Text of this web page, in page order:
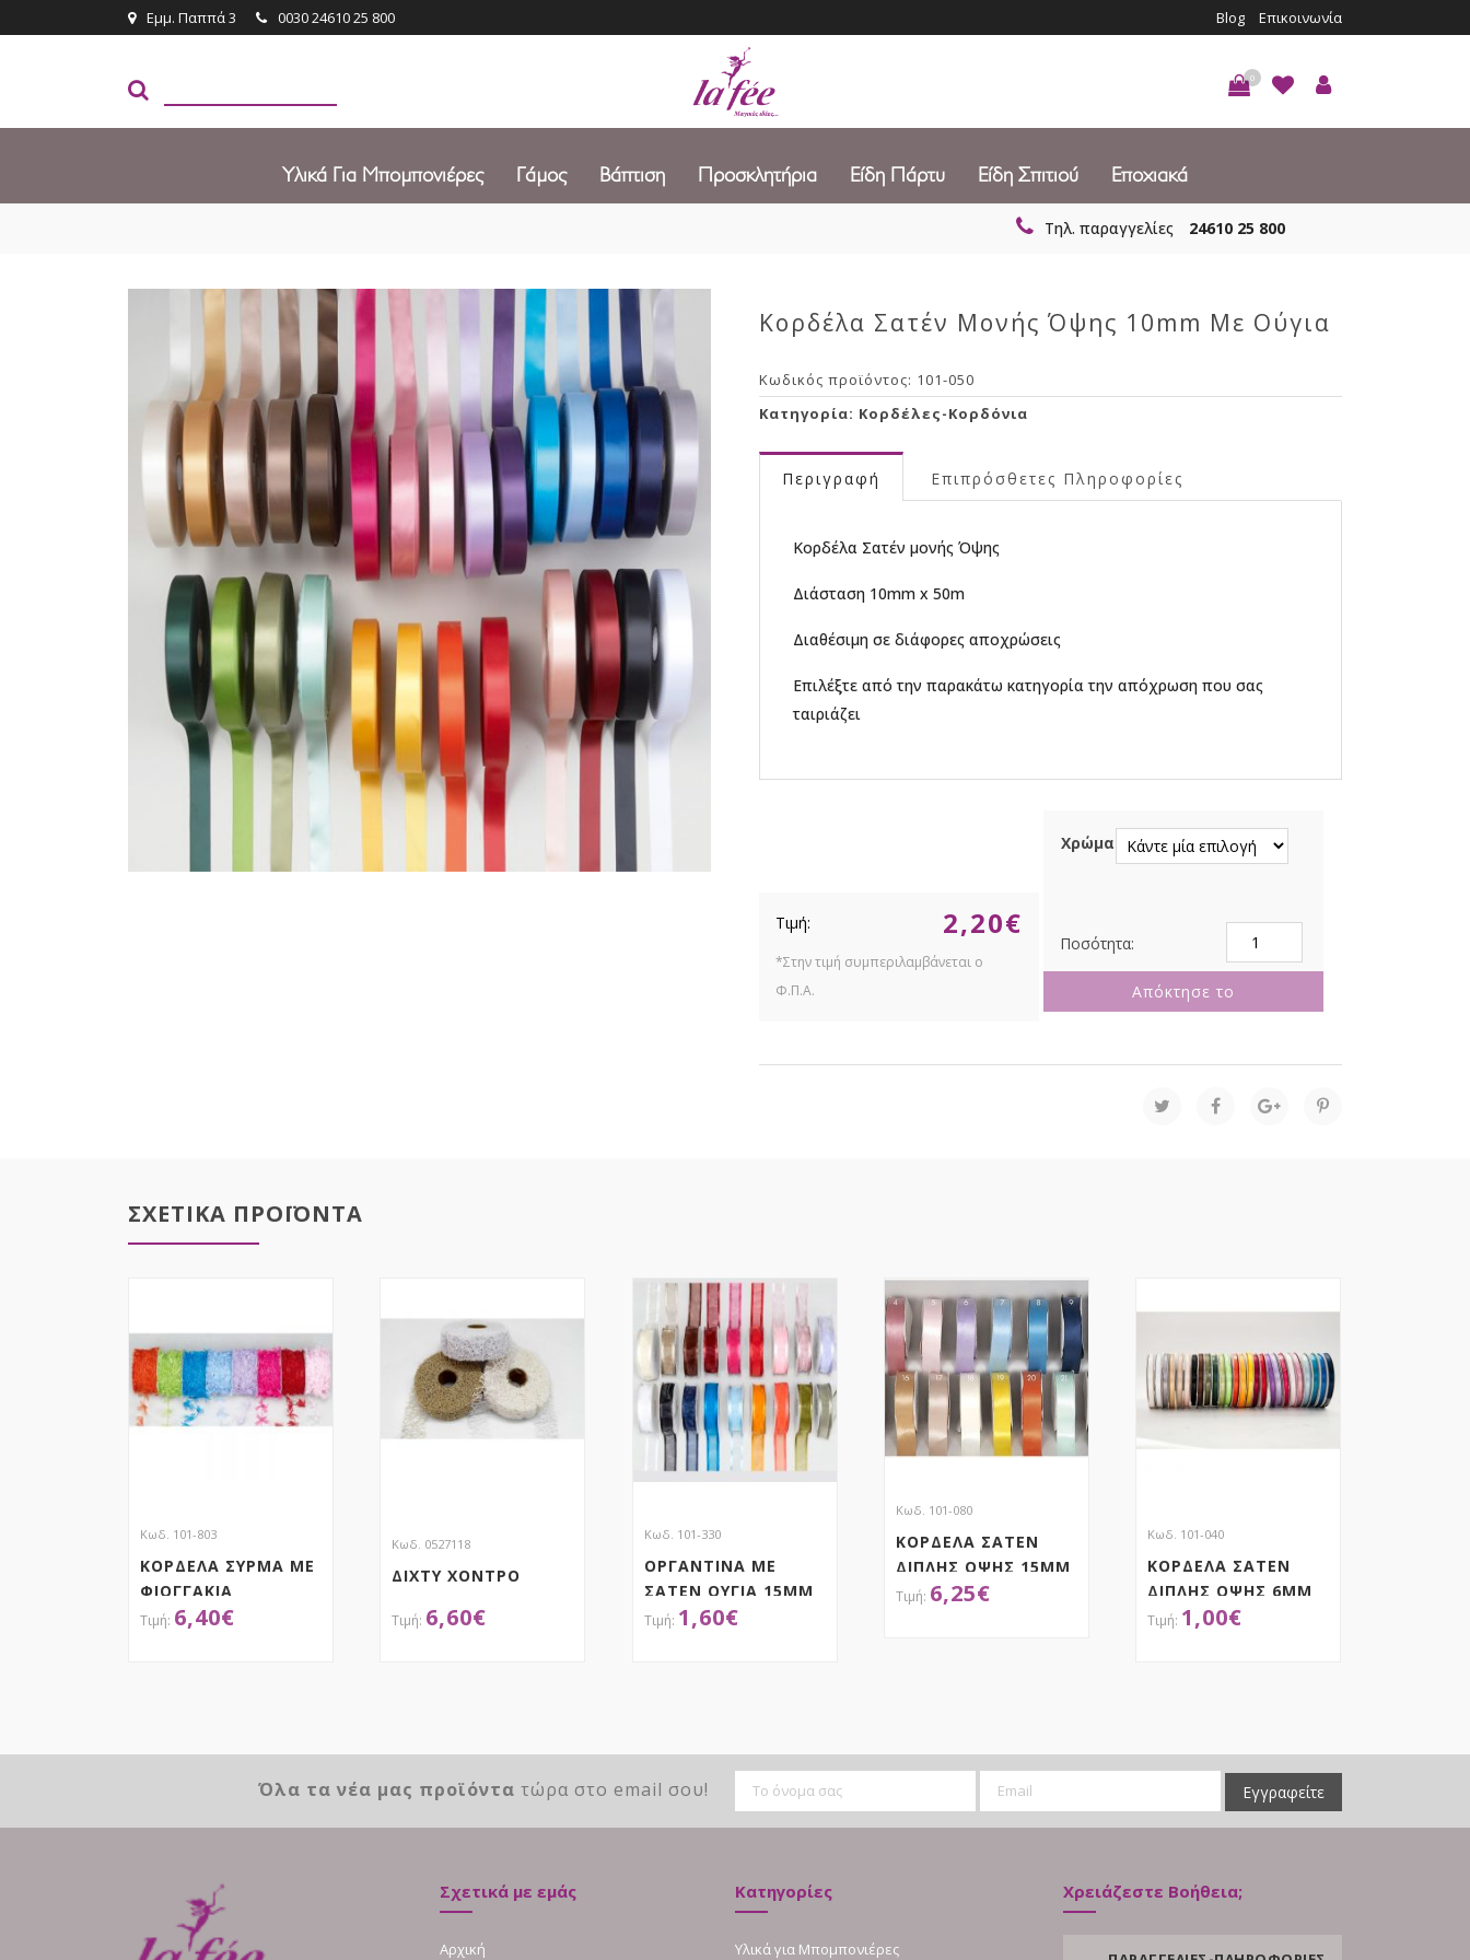
Εμμ. Παππά 3 0030 24610 25 800 Blog Επικοινωνία
0
Υλικά Για Μπομπονιέρες Γάμος Βάπτιση Προσκλητήρια Είδη Πάρτυ Είδη Σπιτιού Εποχιακά
Τηλ. παραγγελίες 24610 25 800
Κορδέλα Σατέν Moνής Όψης 10mm Με Ούγια
Κωδικός προϊόντος: 101-050
Κατηγορία: Κορδέλες-Κορδόνια
Περιγραφή Επιπρόσθετες Πληροφορίες
Κορδέλα Σατέν μονής Όψης
Διάσταση 10mm x 50m
Διαθέσιμη σε διάφορες αποχρώσεις
Επιλέξτε από την παρακάτω κατηγορία την απόχρωση που σας
ταιριάζει
2,20€
Χρώμα
Σατέν
Moνής
Όψης
10mm
Ούγια
Απόκτησε το
ΣΧΕΤΙΚΑ ΠΡΟΪΟΝΤΑ
Κωδ. 101-803
ΚΟΡΔΕΛΑ ΣΥΡΜΑ ΜΕ
ΦΙΟΓΓΑΚΙΑ
ΟΡΓΑΝΤΙΝΑΣ
6,40€
Κωδ. 0527118
ΔΙΧΤΥ ΧΟΝΤΡΟ
6,60€
Κωδ. 101-330
ΟΡΓΑΝΤΙΝΑ ΜΕ
ΣΑΤΕΝ ΟΥΓΙΑ 15ΜΜ
1,60€
Κωδ. 101-080
ΚΟΡΔΕΛΑ ΣΑΤΕΝ
ΔΙΠΛΗΣ ΟΨΗΣ 15MM
ΜΕ ΟΥΓΙΑ
6,25€
Κωδ. 101-040
ΚΟΡΔΕΛΑ ΣΑΤΕΝ
ΔΙΠΛΗΣ ΟΨΗΣ 6MM
ΜΕ ΟΥΓΙΑ
1,00€
Όλα τα νέα μας προϊόντα τώρα στο email σου! Εγγραφείτε
Σχετικά με εμάς
Αρχική
Κατηγορίες
Υλικά για Μπομπονιέρες
Χρειάζεστε Βοήθεια;